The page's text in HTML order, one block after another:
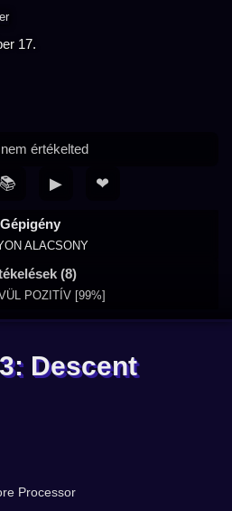
17.
Gépigény
ALACSONY
(8)
POZITÍV [99%]
értékelted
📚 ▶ ❤
Descent
Processor